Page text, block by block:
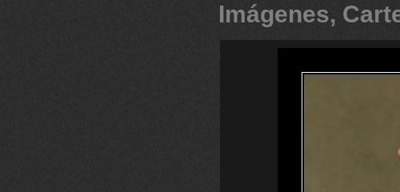
Imágenes,